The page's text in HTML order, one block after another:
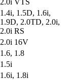
1.4i, 1.5D, 1.6i,
1.9D, 2.0TD, 2.0i,
2.0i RS
2.0i 16V
1.6, 1.8
1.5i
1.6i, 1.8i